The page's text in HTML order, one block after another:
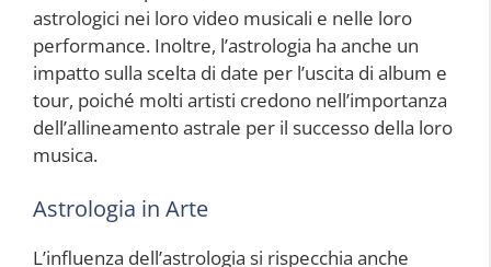
astrologici nei loro video musicali e nelle loro
performance. Inoltre, l’astrologia ha anche un
impatto sulla scelta di date per l’uscita di album e
tour, poiché molti artisti credono nell’importanza
dell’allineamento astrale per il successo della loro
musica.
Astrologia in Arte
L’influenza dell’astrologia si rispecchia anche